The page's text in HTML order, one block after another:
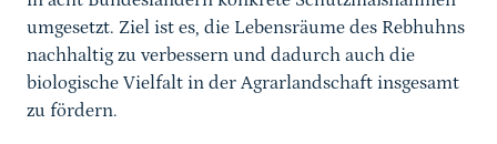
umgesetzt. Ziel ist es, die Lebensräume des Rebhuhns
nachhaltig zu verbessern und dadurch auch die
biologische Vielfalt in der Agrarlandschaft insgesamt
zu fördern.